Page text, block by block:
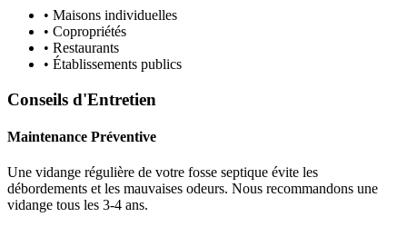
• Maisons individuelles
• Copropriétés
• Restaurants
• Établissements publics
Conseils d'Entretien
Maintenance Préventive
Une vidange régulière de votre fosse septique évite les
débordements et les mauvaises odeurs. Nous recommandons une
vidange tous les 3-4 ans.